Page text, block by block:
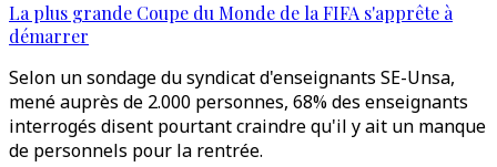
La plus grande Coupe du Monde de la FIFA s'apprête à
démarrer
Selon un sondage du syndicat d'enseignants SE-Unsa,
mené auprès de 2.000 personnes, 68% des enseignants
interrogés disent pourtant craindre qu'il y ait un manque
de personnels pour la rentrée.